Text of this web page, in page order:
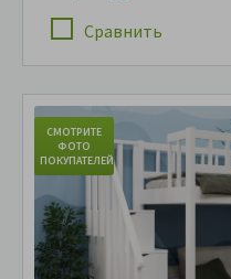
Сравнить
СМОТРИТЕ
ФОТО
ПОКУПАТЕЛЕЙ